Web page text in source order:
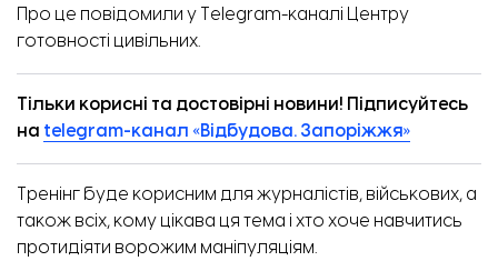
Про це повідомили у Telegram-каналі Центру
готовності цивільних.
Тільки корисні та достовірні новини! Підписуйтесь
на telegram-канал «Відбудова. Запоріжжя»
Тренінг буде корисним для журналістів, військових, а
також всіх, кому цікава ця тема і хто хоче навчитись
протидіяти ворожим маніпуляціям.